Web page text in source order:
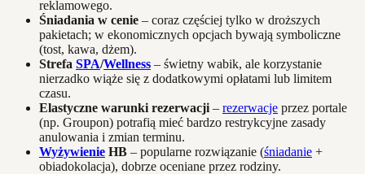
reklamowego.
Śniadania w cenie – coraz częściej tylko w droższych
pakietach; w ekonomicznych opcjach bywają symboliczne
(tost, kawa, dżem).
Strefa SPA/Wellness – świetny wabik, ale korzystanie
nierzadko wiąże się z dodatkowymi opłatami lub limitem
czasu.
Elastyczne warunki rezerwacji – rezerwacje przez portale
(np. Groupon) potrafią mieć bardzo restrykcyjne zasady
anulowania i zmian terminu.
Wyżywienie HB – popularne rozwiązanie (śniadanie +
obiadokolacja), dobrze oceniane przez rodziny.